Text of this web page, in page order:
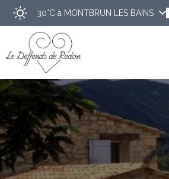
30°C à MONTBRUN LES BAINS